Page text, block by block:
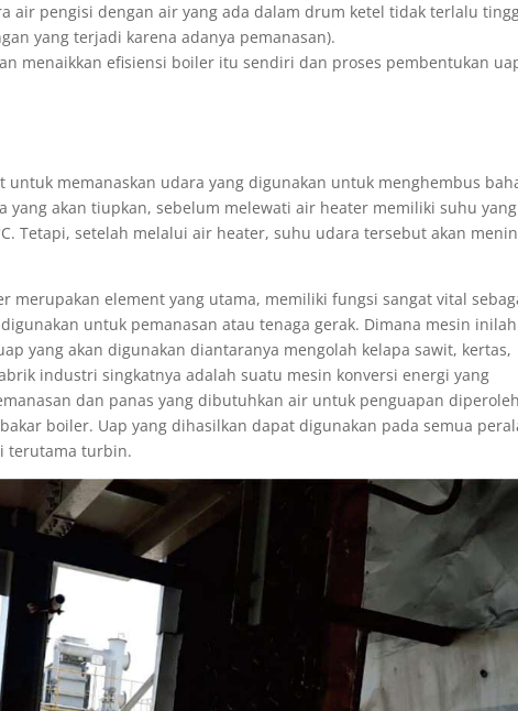
air pengisi dengan air yang ada dalam drum ketel tidak terlalu
yang terjadi karena adanya pemanasan).
menaikkan efisiensi boiler itu sendiri dan proses pembentukan
memanaskan udara yang digunakan untuk menghembus
yang akan tiupkan, sebelum melewati air heater memiliki suhu yang
Tetapi, setelah melalui air heater, suhu udara tersebut akan
merupakan element yang utama, memiliki fungsi sangat vital
untuk pemanasan atau tenaga gerak. Dimana mesin inilah
yang akan digunakan diantaranya mengolah kelapa sawit, kertas,
industri singkatnya adalah suatu mesin konversi energi yang
dan panas yang dibutuhkan air untuk penguapan
boiler. Uap yang dihasilkan dapat digunakan pada semua
terutama turbin.